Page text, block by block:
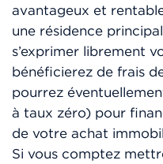
avantageux et
une résidence
s’exprimer librement
bénéficierez de frais
pourrez
à taux zéro) pour
de votre achat
Si vous comptez